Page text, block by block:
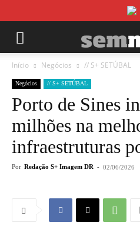
Início Negócios // S+ SETÚBAL
Negócios // S+ SETÚBAL
Porto de Sines
milhões na
infraestruturas
Por Redação S+ Imagem DR - 02/06/2026